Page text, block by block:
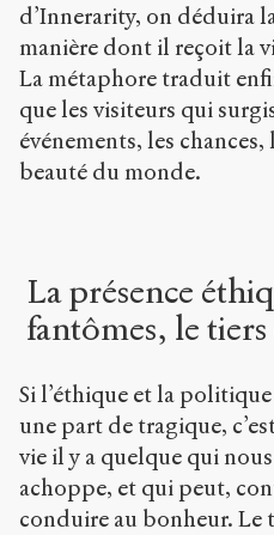
d’Innerarity, on déduira
manière dont il reçoit la
La métaphore traduit
que les visiteurs qui
événements, les
beauté du monde.
La présence
fantômes, le
Si l’éthique et la
une part de tragique,
vie il y a quelque qui
achoppe, et qui peut,
conduire au bonheur. Le